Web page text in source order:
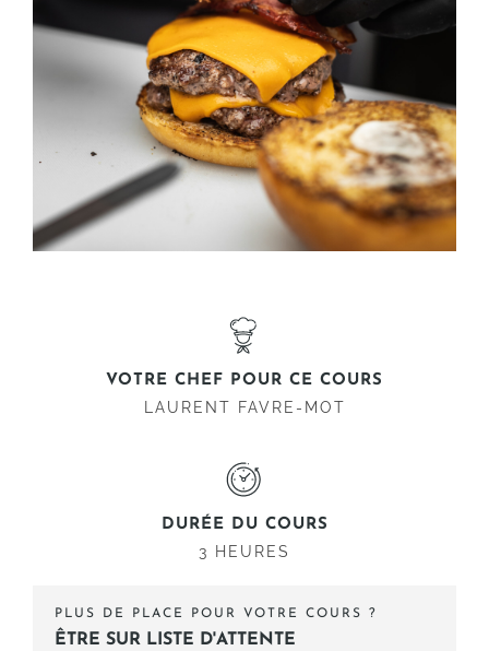
VOTRE CHEF POUR CE COURS
LAURENT FAVRE-MOT
DURÉE DU COURS
3 HEURES
PLUS DE PLACE POUR VOTRE COURS ?
ÊTRE SUR LISTE D'ATTENTE